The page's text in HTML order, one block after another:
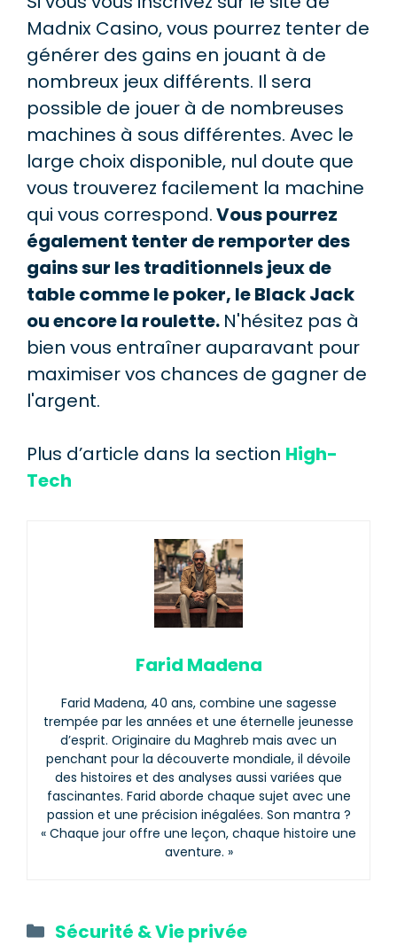
Madnix Casino, vous pourrez tenter de
générer des gains en jouant à de
nombreux jeux différents. Il sera
possible de jouer à de nombreuses
machines à sous différentes. Avec le
large choix disponible, nul doute que
vous trouverez facilement la machine
qui vous correspond.Vous pourrez
également tenter de remporter des
gains sur les traditionnels jeux de
table comme le poker, le Black Jack
ou encore la roulette. N'hésitez pas à
bien vous entraîner auparavant pour
maximiser vos chances de gagner de
l'argent.
Plus d’article dans la section High-
Tech
Farid Madena
Farid Madena, 40 ans, combine une sagesse
trempée par les années et une éternelle jeunesse
d’esprit. Originaire du Maghreb mais avec un
penchant pour la découverte mondiale, il dévoile
des histoires et des analyses aussi variées que
fascinantes. Farid aborde chaque sujet avec une
passion et une précision inégalées. Son mantra ?
« Chaque jour offre une leçon, chaque histoire une
aventure. »
Catégories
Sécurité & Vie privée